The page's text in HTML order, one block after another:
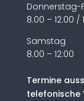
Donnerstag-
8.00 – 12:00 /
Samstag
8.00 – 12:00
Termine
telefonische